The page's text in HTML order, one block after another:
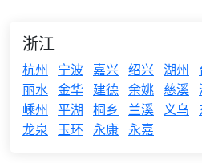
浙江
杭州 宁波 嘉兴 绍兴 湖州
丽水 金华 建德 余姚 慈溪
嵊州 平湖 桐乡 兰溪 义乌
龙泉
玉环 永康 永嘉